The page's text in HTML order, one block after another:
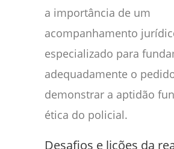
a importância de um
acompanhamento
especializado para
adequadamente o
demonstrar a aptidão
ética do policial.
Desafios e lições da